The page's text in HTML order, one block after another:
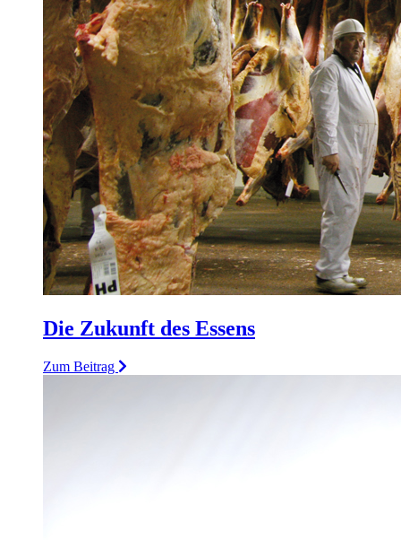
Die Zukunft des Essens
Zum Beitrag